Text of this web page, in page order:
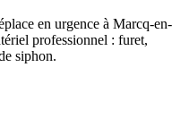
en urgence à Marcq-en-
professionnel : furet,
siphon.